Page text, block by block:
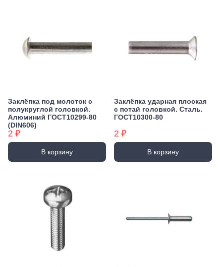
Заклёпка под молоток с
полукруглой головкой.
Алюминий ГОСТ10299-80
(DIN606)
2 ₽
В корзину
Заклёпка ударная плоская
с потай головкой. Сталь.
ГОСТ10300-80
2 ₽
В корзину